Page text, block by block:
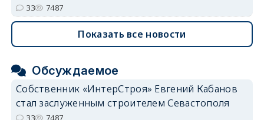
33 7487
Показать все новости
Обсуждаемое
Собственник «ИнтерСтроя» Евгений Кабанов
стал заслуженным строителем Севастополя
33 7487